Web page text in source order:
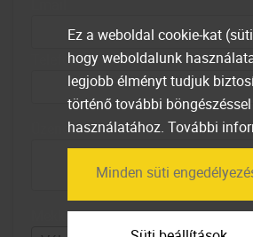
Email
Telefonszám
Üzenet
Mekkora lakások érdekelnek?
Ez a weboldal cookie-kat
hogy weboldalunk
legjobb élményt tudjuk
történő további
használatához. További
Minden süti